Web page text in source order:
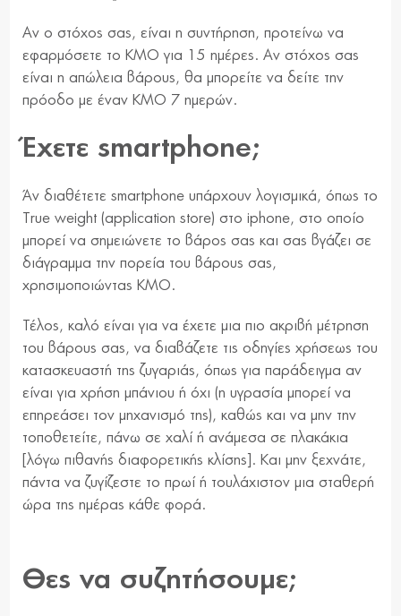
Αν ο στόχος σας, είναι η συντήρηση, προτείνω να
εφαρμόσετε το ΚΜΟ για 15 ημέρες. Αν στόχος σας
είναι η απώλεια βάρους, θα μπορείτε να δείτε την
πρόοδο με έναν ΚΜΟ 7 ημερών.
Έχετε smartphone;
Άν διαθέτετε smartphone υπάρχουν λογισμικά, όπως το
True weight (application store) στο iphone, στο οποίο
μπορεί να σημειώνετε το βάρος σας και σας βγάζει σε
διάγραμμα την πορεία του βάρους σας,
χρησιμοποιώντας ΚΜΟ.
Τέλος, καλό είναι για να έχετε μια πιο ακριβή μέτρηση
του βάρους σας, να διαβάζετε τις οδηγίες χρήσεως του
κατασκευαστή της ζυγαριάς, όπως για παράδειγμα αν
είναι για χρήση μπάνιου ή όχι (η υγρασία μπορεί να
επηρεάσει τον μηχανισμό της), καθώς και να μην την
τοποθετείτε, πάνω σε χαλί ή ανάμεσα σε πλακάκια
[λόγω πιθανής διαφορετικής κλίσης]. Και μην ξεχνάτε,
πάντα να ζυγίζεστε το πρωί ή τουλάχιστον μια σταθερή
ώρα της ημέρας κάθε φορά.
Θες να συζητήσουμε;